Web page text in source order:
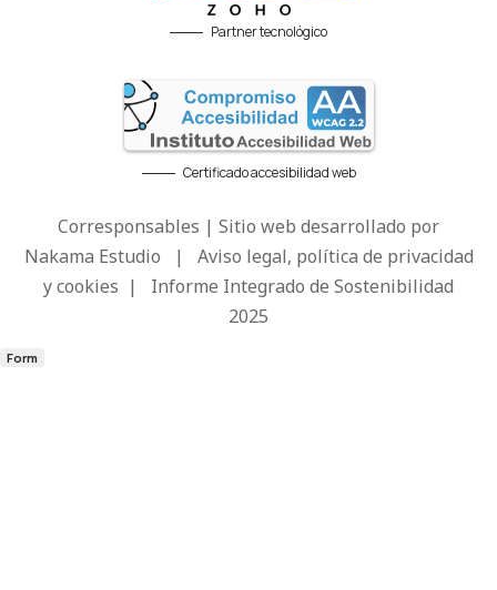
Partner tecnológico
Certificado accesibilidad web
Corresponsables | Sitio web desarrollado por
Nakama Estudio | Aviso legal, política de privacidad
y cookies | Informe Integrado de Sostenibilidad
2025
Form